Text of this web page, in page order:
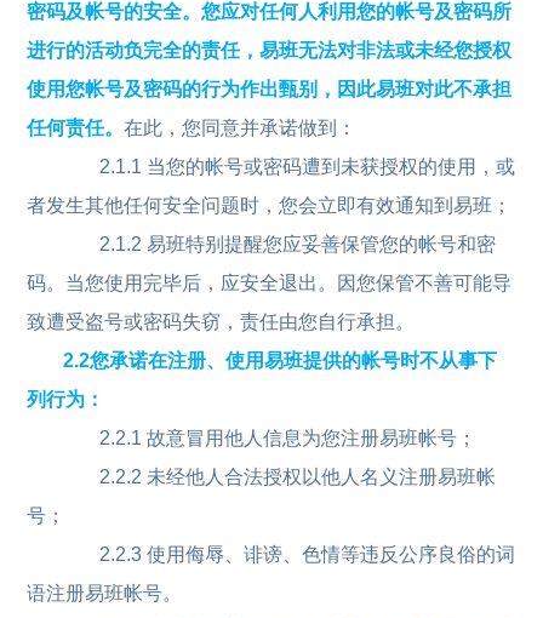
密码及帐号的安全。您应对任何人利用您的帐号及密码所
进行的活动负完全的责任，易班无法对非法或未经您授权
使用您帐号及密码的行为作出甄别，因此易班对此不承担
任何责任。在此，您同意并承诺做到：
2.1.1 当您的帐号或密码遭到未获授权的使用，或
者发生其他任何安全问题时，您会立即有效通知到易班；
2.1.2 易班特别提醒您应妥善保管您的帐号和密
码。当您使用完毕后，应安全退出。因您保管不善可能导
致遭受盗号或密码失窃，责任由您自行承担。
2.2您承诺在注册、使用易班提供的帐号时不从事下
列行为：
2.2.1 故意冒用他人信息为您注册易班帐号；
2.2.2 未经他人合法授权以他人名义注册易班帐
号；
2.2.3 使用侮辱、诽谤、色情等违反公序良俗的词
语注册易班帐号。